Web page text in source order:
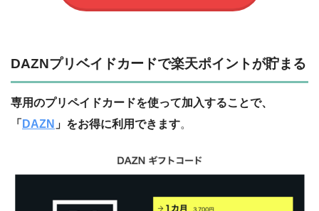
DAZNプリベイドカードで楽天ポイントが貯まる
専用のプリペイドカードを使って加入することで、
「 DAZN 」をお得に利用できます。